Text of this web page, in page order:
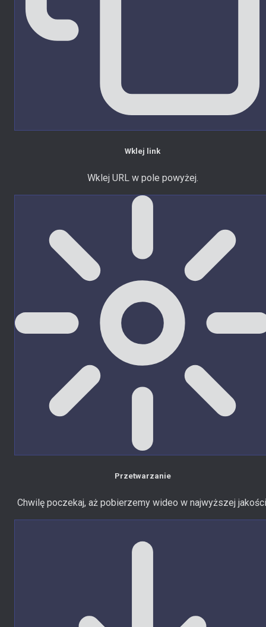
Wklej link
Wklej URL w pole powyżej.
Przetwarzanie
Chwilę poczekaj, aż pobierzemy wideo w najwyższej